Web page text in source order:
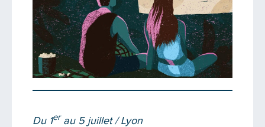
Du 1er au 5 juillet / Lyon